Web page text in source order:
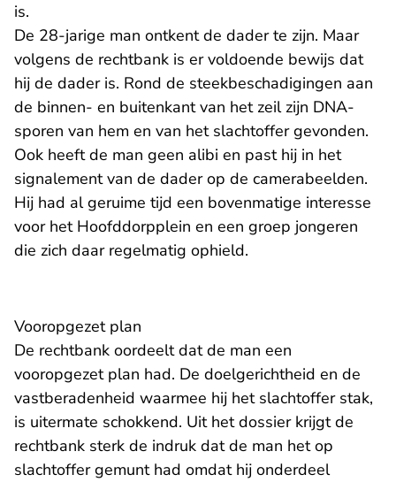
is.
De 28-jarige man ontkent de dader te zijn. Maar
volgens de rechtbank is er voldoende bewijs dat
hij de dader is. Rond de steekbeschadigingen aan
de binnen- en buitenkant van het zeil zijn DNA-
sporen van hem en van het slachtoffer gevonden.
Ook heeft de man geen alibi en past hij in het
signalement van de dader op de camerabeelden.
Hij had al geruime tijd een bovenmatige interesse
voor het Hoofddorpplein en een groep jongeren
die zich daar regelmatig ophield.
Vooropgezet plan
De rechtbank oordeelt dat de man een
vooropgezet plan had. De doelgerichtheid en de
vastberadenheid waarmee hij het slachtoffer stak,
is uitermate schokkend. Uit het dossier krijgt de
rechtbank sterk de indruk dat de man het op
slachtoffer gemunt had omdat hij onderdeel